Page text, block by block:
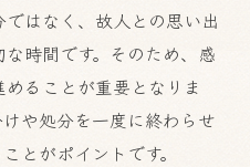
はなく、故人との思い出
時間です。そのため、感
ることが重要となりま
や処分を一度に終わらせ
とがポイントです。